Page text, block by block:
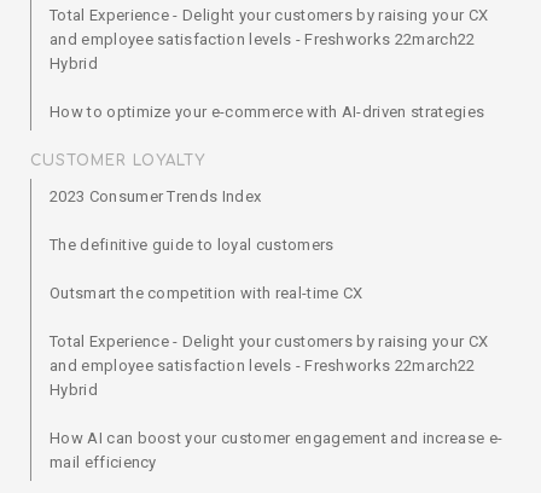
Total Experience - Delight your customers by raising your CX
and employee satisfaction levels - Freshworks 22march22
Hybrid
How to optimize your e-commerce with AI-driven strategies
CUSTOMER LOYALTY
2023 Consumer Trends Index
The definitive guide to loyal customers
Outsmart the competition with real-time CX
Total Experience - Delight your customers by raising your CX
and employee satisfaction levels - Freshworks 22march22
Hybrid
How AI can boost your customer engagement and increase e-
mail efficiency